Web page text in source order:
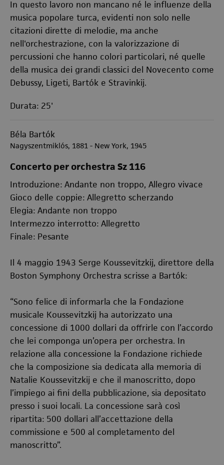
In questo lavoro non mancano né le influenze della
musica popolare turca, evidenti non solo nelle
citazioni dirette di melodie, ma anche
nell'orchestrazione, con la valorizzazione di
percussioni che hanno colori particolari, né quelle
della musica dei grandi classici del Novecento come
Debussy, Ligeti, Bartók e Stravinkij.
Durata: 25'
Béla Bartók
Nagyszentmiklós, 1881 - New York, 1945
Concerto per orchestra Sz 116
Introduzione: Andante non troppo, Allegro vivace
Gioco delle coppie: Allegretto scherzando
Elegia: Andante non troppo
Intermezzo interrotto: Allegretto
Finale: Pesante
Il 4 maggio 1943 Serge Koussevitzkij, direttore della
Boston Symphony Orchestra scrisse a Bartók:
“Sono felice di informarla che la Fondazione
musicale Koussevitzkij ha autorizzato una
concessione di 1000 dollari da offrirle con l’accordo
che lei componga un’opera per orchestra. In
relazione alla concessione la Fondazione richiede
che la composizione sia dedicata alla memoria di
Natalie Koussevitzkij e che il manoscritto, dopo
l’impiego ai fini della pubblicazione, sia depositato
presso i suoi locali. La concessione sarà così
ripartita: 500 dollari all’accettazione della
commissione e 500 al completamento del
manoscritto”.